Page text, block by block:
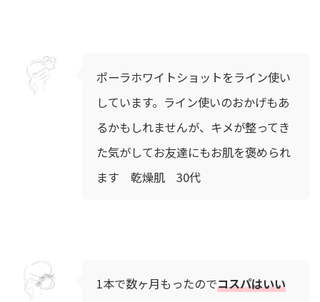
ポーラホワイトショットをライン使い
しています。ライン使いのおかげもあ
るかもしれませんが、キメが整ってき
た気がしてお友達にもお肌を褒められ
ます 乾燥肌 30代
1本で数ヶ月もったのでコスパはいい